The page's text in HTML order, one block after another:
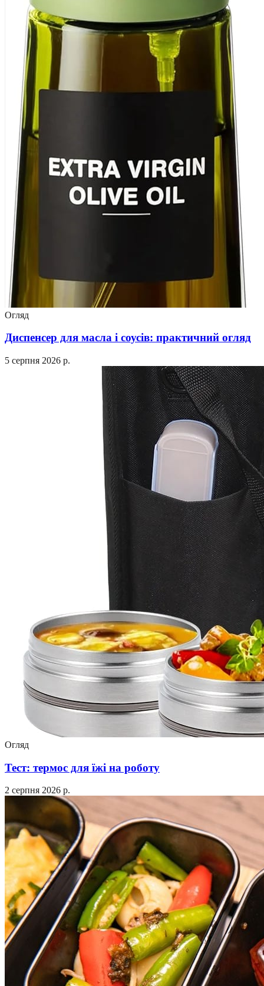
Огляд
Диспенсер для масла і соусів: практичний огляд
5 серпня 2026 р.
Огляд
Тест: термос для їжі на роботу
2 серпня 2026 р.